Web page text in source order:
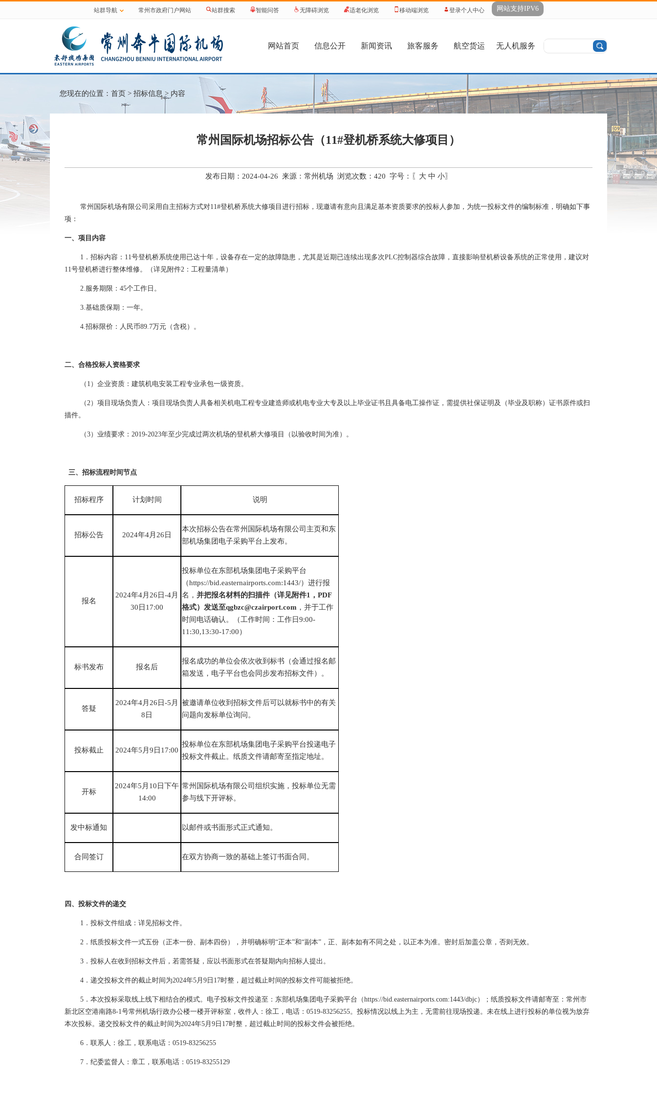
站群导航 常州市政府门户网站 站群搜索 智能问答 无障碍浏览 适老化浏览 移动端浏览 登录个人中心 网站支持IPV6
网站首页 信息公开 新闻资讯 旅客服务 航空货运 无人机服务
您现在的位置： 首页 > 招标信息 > 内容
常州国际机场招标公告（11#登机桥系统大修项目）
发布日期：2024-04-26 来源：常州机场 浏览次数： 420 字号：〖 大 中 小〗
常州国际机场有限公司采用自主招标方式对11#登机桥系统大修项目进行招标，现邀请有意向且满足基本资质要求的投标人参加，为统一投标文件的编制标准，明确如下事
项：
一、项目内容
1．招标内容：11号登机桥系统使用已达十年，设备存在一定的故障隐患，尤其是近期已连续出现多次PLC控制器综合故障，直接影响登机桥设备系统的正常使用，建议对
11号登机桥进行整体维修。（详见附件2：工程量清单）
2.服务期限：45个工作日。
3.基础质保期：一年。
4.招标限价：人民币89.7万元（含税）。
二、合格投标人资格要求
（ 1）企业资质：建筑机电安装工程专业承包一级资质。
（2）项目现场负责人：项目现场负责人具备相关机电工程专业建造师或机电专业大专及以上毕业证书且具备电工操作证，需提供社保证明及（毕业及职称）证书原件或扫
描件。
（3）业绩要求：2019-2023年至少完成过两次机场的登机桥大修项目（以验收时间为准）。
三、 招标流程时间节点
招标程序 计划时间 说明
招标公告 2024年4月26日
本次招标公告在常州国际机场有限公司主页和东
部机场集团电子采购平台上发布。
报名
2024年4月26日-4月
30日17:00
投标单位在东部机场集团电子采购平台
（https://bid.easternairports.com:1443/）进行报
名，并把报名材料的扫描件（详见附件1 ，PDF
格式）发送至qgbzc@czairport.com ，并于工作
时间电话确认。（工作时间：工作日9:00-
11:30,13:30-17:00）
标书发布 报名后
报名成功的单位会依次收到标书（会通过报名邮
箱发送，电子平台也会同步发布招标文件）。
答疑
2024年4月26日-5月
8日
被邀请单位收到招标文件后可以就标书中的有关
问题向发标单位询问。
投标截止 2024年5月9日17:00
投标单位在东部机场集团电子采购平台投递电子
投标文件截止。纸质文件请邮寄至指定地址。
开标
2024年5月10日下午
14:00
常州国际机场有限公司组织实施，投标单位无需
参与线下开评标。
发中标通知 以邮件或书面形式正式通知。
合同签订 在双方协商一致的基础上签订书面合同。
四 、投标文件的递交
1．投标文件组成：详见招标文件。
2．纸质投标文件一式五份（正本一份、副本四份），并明确标明“正本”和“副本”，正、副本如有不同之处，以正本为准。密封后加盖公章，否则无效。
3．投标人在收到招标文件后，若需答疑，应以书面形式在答疑期内向招标人提出。
4．递交投标文件的截止时间为2024年5月9 日 17时整，超过截止时间的投标文件可能被拒绝。
5．本次投标采取线上线下相结合的模式。电子投标文件投递至：东部机场集团电子采购平台（https://bid.easternairports.com:1443/dbjc）；纸质投标文件请邮寄至：常州市
新北区空港南路8-1号常州机场行政办公楼一楼开评标室，收件人：徐工，电话：0519-83256255。投标情况以线上为主，无需前往现场投递。未在线上进行投标的单位视为放弃
本次投标。递交投标文件的截止时间为2024年5月9 日 17时整，超过截止时间的投标文件会被拒绝。
6．联系人：徐工，联系电话：0519-83256255
7．纪委监督人：章工，联系电话：0519-83255129